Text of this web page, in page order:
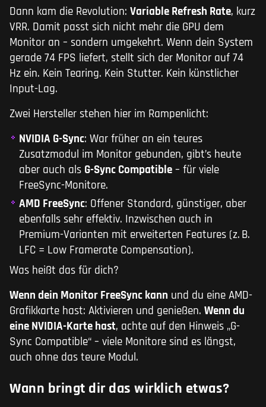
Dann kam die Revolution: Variable Refresh Rate, kurz
VRR. Damit passt sich nicht mehr die GPU dem
Monitor an – sondern umgekehrt. Wenn dein System
gerade 74 FPS liefert, stellt sich der Monitor auf 74
Hz ein. Kein Tearing. Kein Stutter. Kein künstlicher
Input-Lag.
Zwei Hersteller stehen hier im Rampenlicht:
NVIDIA G-Sync: War früher an ein teures
Zusatzmodul im Monitor gebunden, gibt’s heute
aber auch als G-Sync Compatible – für viele
FreeSync-Monitore.
AMD FreeSync: Offener Standard, günstiger, aber
ebenfalls sehr effektiv. Inzwischen auch in
Premium-Varianten mit erweiterten Features (z. B.
LFC = Low Framerate Compensation).
Was heißt das für dich?
Wenn dein Monitor FreeSync kann und du eine AMD-
Grafikkarte hast: Aktivieren und genießen. Wenn du
eine NVIDIA-Karte hast, achte auf den Hinweis „G-
Sync Compatible“ – viele Monitore sind es längst,
auch ohne das teure Modul.
Wann bringt dir das wirklich etwas?